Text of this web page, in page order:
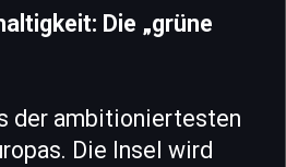
Die „grüne
der ambitioniertesten
Die Insel wird